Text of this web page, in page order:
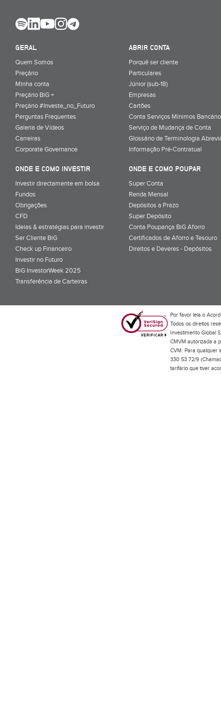
GERAL
Quem Somos
Preçário
Minha conta
Preçário BiG +
Preçário #Investe_no_Futuro
Perguntas Frequentes
Galeria de Vídeos
Carreiras
Corporate Governance
ABRIR CONTA
Porquê ser cliente
Particulares
Júnior (sub-18)
Empresas
Cartões
Conta Serviços Mínimos
Serviço de Mudança de Conta
Glossário de Terminologia
Informação Pré-Contratual
ONDE E COMO INVESTIR
Investir directamente em bolsa
Fundos
Obrigações
CFD
Ideias & estratégias para investir
Ser Cliente BiG
Check up Financeiro
Investir no Futuro
BiG InvestorWeek 2025;
Transferência de Carteiras;
ONDE E COMO POUPAR
Super Conta
Renda Mensal
Depósitos a Prazo
Super Depósito
Conta Poupança BiG Aforro
Certificados de Aforro e Tesouro
Direitos e Deveres - Depósitos
Por favor leia o
Todos os direitos
Investimento Global
CMVM autorizada a
CVM. Para qualquer
330 53 72/9
tarifário que tiver